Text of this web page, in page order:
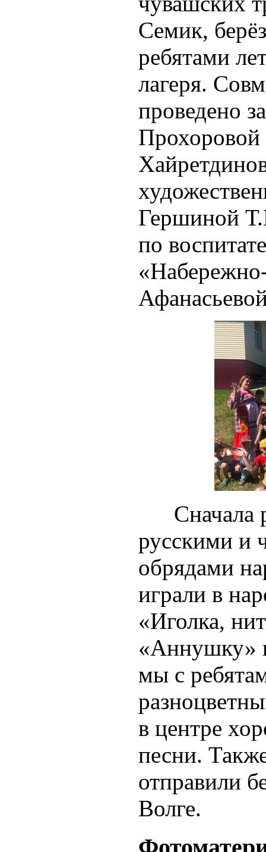
Семик,
ребятами
лагеря.
проведено
Гершиной
по
Сначала
русскими и
обрядами
играли в
«Иголка,
«Аннушку»
мы с
в центре
песни.
отправили
Волге.